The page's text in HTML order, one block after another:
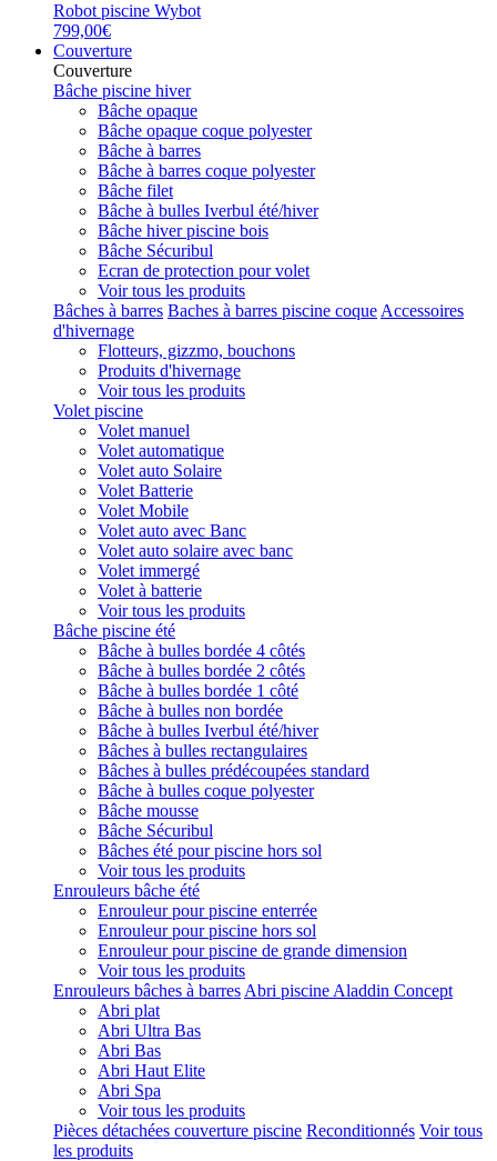
Robot piscine Wybot
799,00€
Couverture
Couverture
Bâche piscine hiver
Bâche opaque
Bâche opaque coque polyester
Bâche à barres
Bâche à barres coque polyester
Bâche filet
Bâche à bulles Iverbul été/hiver
Bâche hiver piscine bois
Bâche Sécuribul
Ecran de protection pour volet
Voir tous les produits
Bâches à barres Baches à barres piscine coque Accessoires
d'hivernage
Flotteurs, gizzmo, bouchons
Produits d'hivernage
Voir tous les produits
Volet piscine
Volet manuel
Volet automatique
Volet auto Solaire
Volet Batterie
Volet Mobile
Volet auto avec Banc
Volet auto solaire avec banc
Volet immergé
Volet à batterie
Voir tous les produits
Bâche piscine été
Bâche à bulles bordée 4 côtés
Bâche à bulles bordée 2 côtés
Bâche à bulles bordée 1 côté
Bâche à bulles non bordée
Bâche à bulles Iverbul été/hiver
Bâches à bulles rectangulaires
Bâches à bulles prédécoupées standard
Bâche à bulles coque polyester
Bâche mousse
Bâche Sécuribul
Bâches été pour piscine hors sol
Voir tous les produits
Enrouleurs bâche été
Enrouleur pour piscine enterrée
Enrouleur pour piscine hors sol
Enrouleur pour piscine de grande dimension
Voir tous les produits
Enrouleurs bâches à barres Abri piscine Aladdin Concept
Abri plat
Abri Ultra Bas
Abri Bas
Abri Haut Elite
Abri Spa
Voir tous les produits
Pièces détachées couverture piscine Reconditionnés Voir tous
les produits